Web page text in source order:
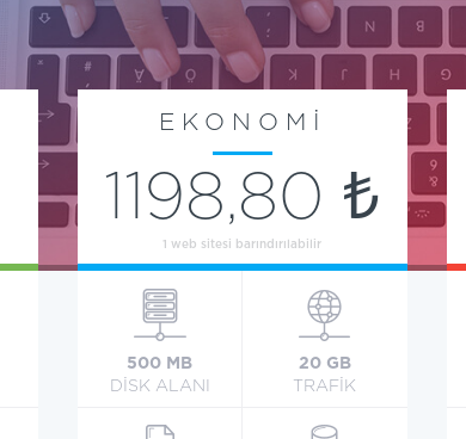
EKONOMİ
1198,80 ₺
1 web sitesi barındırılabilir
500 MB
DİSK ALANI
20 GB
TRAFİK